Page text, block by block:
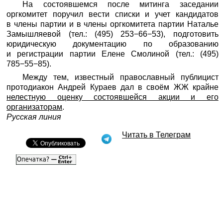
На состоявшемся после митинга заседании
оргкомитет поручил вести списки и учет кандидатов
в члены партии и в члены оргкомитета партии Наталье
Замышляевой (тел.: (495) 253−66−53), подготовить
юридическую документацию по образованию
и регистрации партии Елене Смолиной (тел.: (495)
785−55−85).
Между тем, известный православный публицист
протодиакон Андрей Кураев дал в своём ЖЖ крайне
нелестную оценку состоявшейся акции и его
организаторам.
Русская линия
Читать в Телеграм